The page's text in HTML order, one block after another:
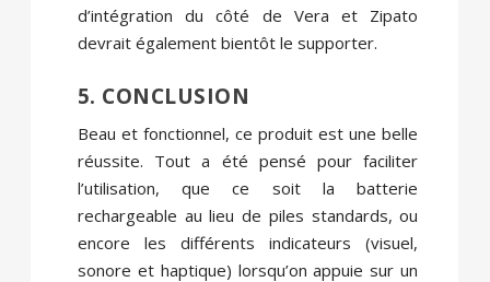
d’intégration du côté de Vera et Zipato
devrait également bientôt le supporter.
5. CONCLUSION
Beau et fonctionnel, ce produit est une belle
réussite. Tout a été pensé pour faciliter
l’utilisation, que ce soit la batterie
rechargeable au lieu de piles standards, ou
encore les différents indicateurs (visuel,
sonore et haptique) lorsqu’on appuie sur un